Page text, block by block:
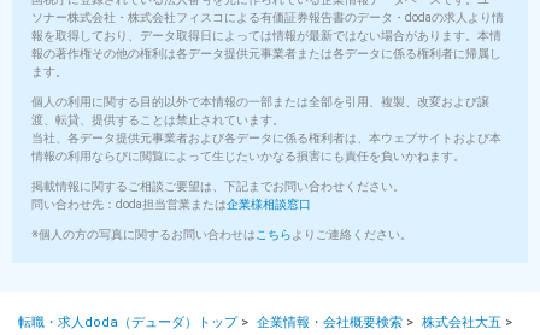
ソナー株式会社・株式会社フィスコによる有価証券報告書のデータ・dodaの求人より情
報を取得しており、データ取得日によっては情報が最新ではない場合があります。本情
報の著作権その他の権利は各データ提供元事業者または各データに係る権利者に帰属し
ます。
個人の利用に関する目的以外で本情報の一部または全部を引用、複製、改変および譲
渡、転貸、提供することは禁止されています。
当社、各データ提供元事業者および各データに係る権利者は、本ウェブサイトおよび本
情報の利用ならびに閲覧によって生じたいかなる損害にも責任を負いかねます。
掲載情報に関するご相談ご要望は、下記までお問い合わせください。
問い合わせ先：doda担当営業または企業様相談窓口
※個人の方の写真に関するお問い合わせは こちら よりご連絡ください。
転職・求人doda（デューダ）トップ> 企業情報・会社概要検索 > 株式会社大五 >